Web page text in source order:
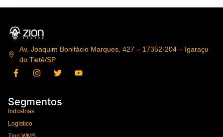
Av. Joaquim Bonifácio Marques, 427 – 17352-204 – Igaraçu
do Tietê/SP
Segmentos
Industrias
Logistico